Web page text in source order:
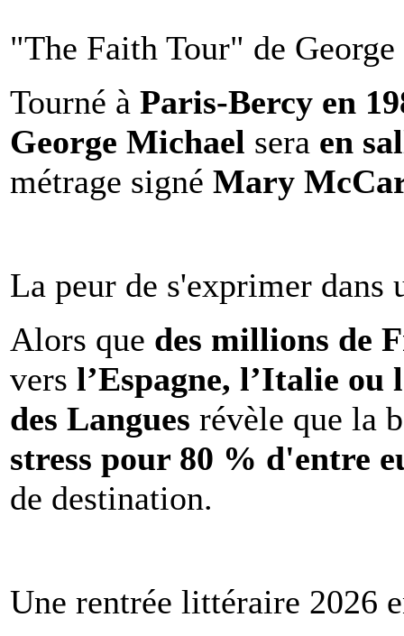
"The Faith Tour" de
Tourné à Paris-Bercy en
George Michael sera en
métrage signé Mary
La peur de s'exprimer dans
Alors que des millions de
vers l’Espagne, l’Italie ou
des Langues révèle que la
stress pour 80 % d'entre
de destination.
Une rentrée littéraire 2026